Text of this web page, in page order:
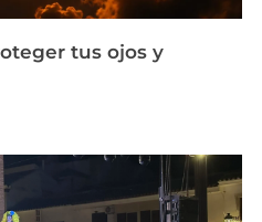
tus ojos y